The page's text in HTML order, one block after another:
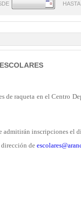
HASTA
raqueta en el Centro
admitirán inscripciones el
dirección de